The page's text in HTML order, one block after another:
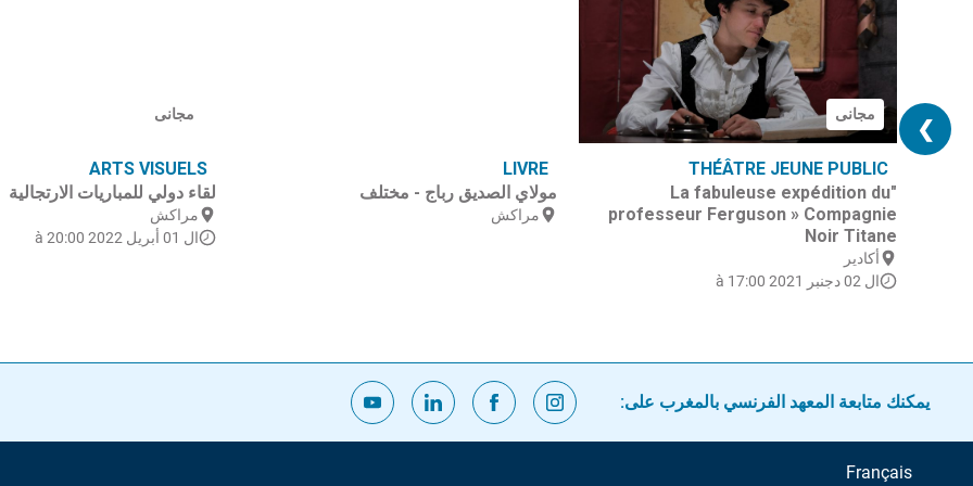
مجانى
ARTS VISUELS
لقاء دولي للمباريات الارتجالية
مراكش
ال 01 أبريل 2022 à 20:00
LIVRE
مولاي الصديق رباج - مختلف
مراكش
مجانى
THÉÂTRE JEUNE PUBLIC
"La fabuleuse expédition du
professeur Ferguson » Compagnie
Noir Titane
أكادير
ال 02 دجنبر 2021 à 17:00
❯
يمكنك متابعة المعهد الفرنسي بالمغرب على:
Français